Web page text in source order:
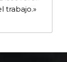
trabajo.»